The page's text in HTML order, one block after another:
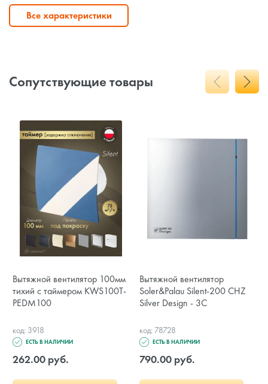
Все характеристики
Сопутствующие товары
Вытяжной вентилятор 100мм
тихий с таймером KWS100T-
PEDM100
код: 3918
ЕСТЬ В НАЛИЧИИ
262.00 руб.
Вытяжной вентилятор
Soler&Palau Silent-200 CHZ
Silver Design - 3C
код: 78728
ЕСТЬ В НАЛИЧИИ
790.00 руб.